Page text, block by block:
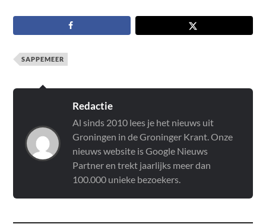
SAPPEMEER
Redactie
Al sinds 2010 lees je het nieuws uit
Groningen in de Groninger Krant. Onze
nieuws website is Google Nieuws
Partner en trekt jaarlijks meer dan
100.000 unieke bezoekers.